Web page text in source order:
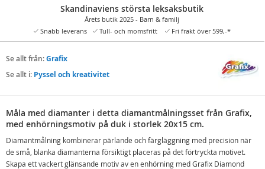
Skandinaviens största leksaksbutik
Årets butik 2025 - Barn & familj
Snabb leverans
Tull- och momsfritt Fri frakt över 599,-*
Se allt från:Grafix
Se allt i: Pyssel och kreativitet
Måla med diamanter i detta diamantmålningsset från Grafix,
med enhörningsmotiv på duk i storlek 20x15 cm.
Diamantmålning kombinerar pärlande och färgläggning med precision när
de små, blanka diamanterna försiktigt placeras på det förtryckta motivet.
Skapa ett vackert glänsande motiv av en enhörning med Grafix Diamond